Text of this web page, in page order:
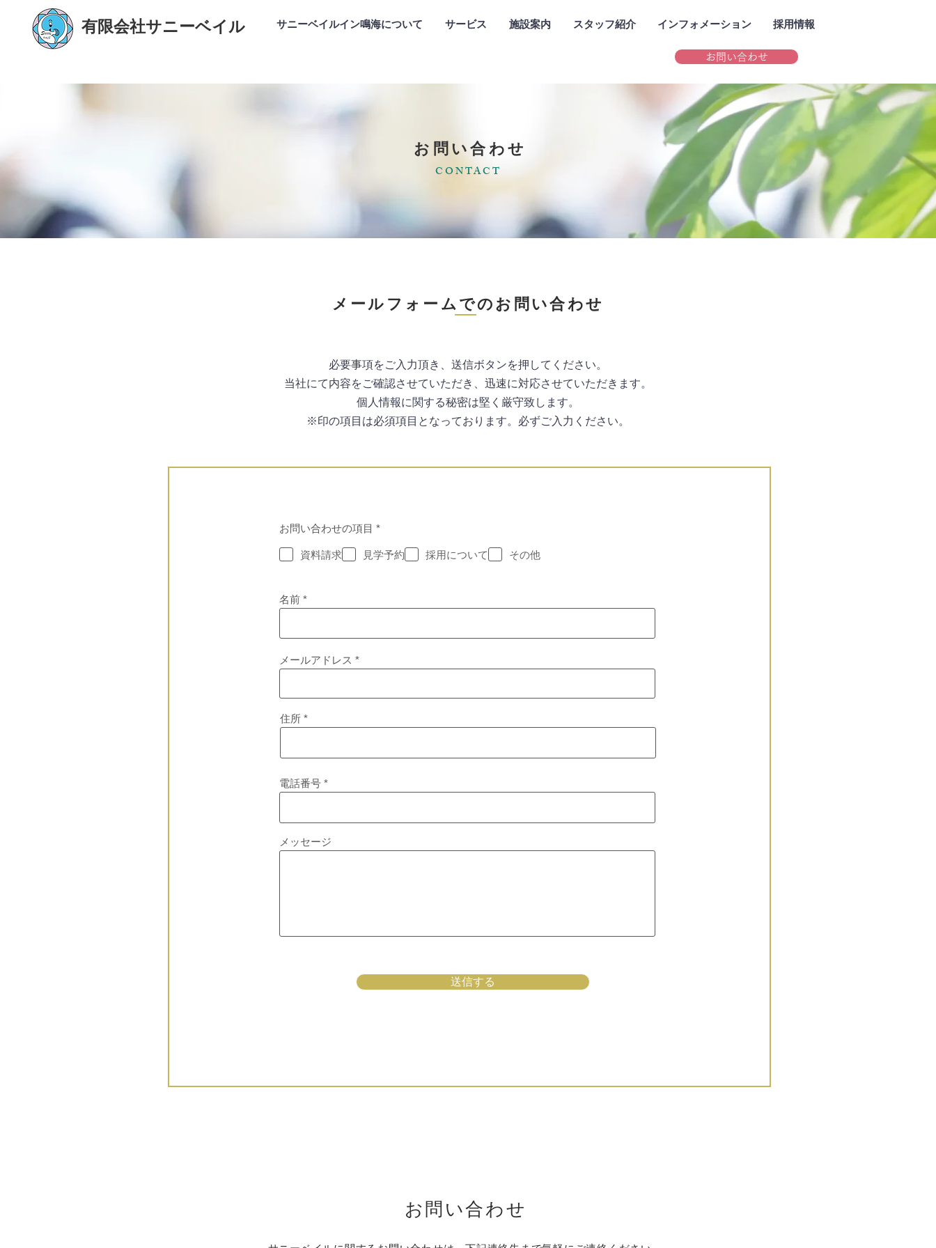
サニーベイルイン鳴海について サービス 施設案内 スタッフ紹介 インフォメーション 採用情報
有限会社サニーベイル
お問い合わせ
お問い合わせ
CONTACT
メールフォームでのお問い合わせ
必要事項をご入力頂き、送信ボタンを押してください。
当社にて内容をご確認させていただき、迅速に対応させていただきます。
個人情報に関する秘密は堅く厳守致します。
※印の項目は必須項目となっております。必ずご入力ください。
お問い合わせの項目 *必
項
目
資料請求 見学予約 採用について その他
名前
メールアドレス
住所
電話番号
メッセージ
送信する
お問い合わせ